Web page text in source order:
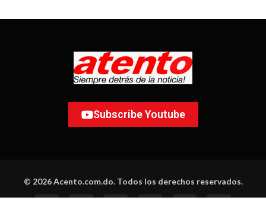
Subscribe Youtube
© 2026 Acento.com.do. Todos los derechos reservados.